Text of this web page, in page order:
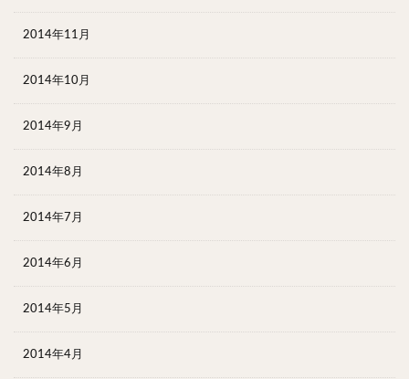
2014年11月
2014年10月
2014年9月
2014年8月
2014年7月
2014年6月
2014年5月
2014年4月